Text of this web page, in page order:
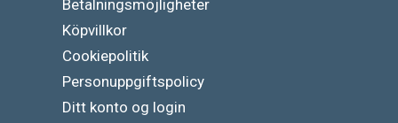
Betalningsmöjligheter
Köpvillkor
Cookiepolitik
Personuppgiftspolicy
Ditt konto og login